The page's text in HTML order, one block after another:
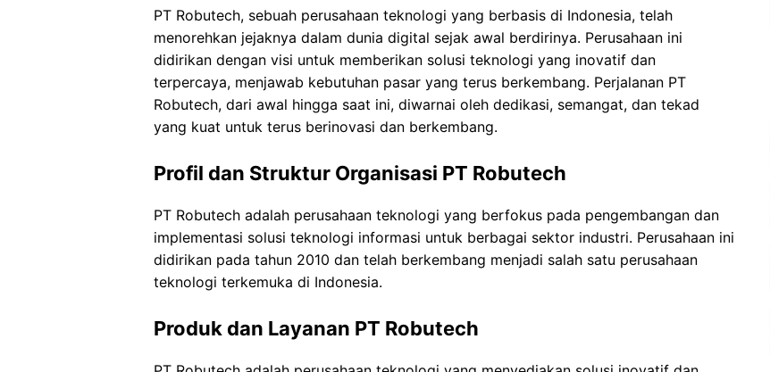
PT Robutech, sebuah perusahaan teknologi yang berbasis di Indonesia, telah
menorehkan jejaknya dalam dunia digital sejak awal berdirinya. Perusahaan ini
didirikan dengan visi untuk memberikan solusi teknologi yang inovatif dan
terpercaya, menjawab kebutuhan pasar yang terus berkembang. Perjalanan PT
Robutech, dari awal hingga saat ini, diwarnai oleh dedikasi, semangat, dan tekad
yang kuat untuk terus berinovasi dan berkembang.
Profil dan Struktur Organisasi PT Robutech
PT Robutech adalah perusahaan teknologi yang berfokus pada pengembangan dan
implementasi solusi teknologi informasi untuk berbagai sektor industri. Perusahaan ini
didirikan pada tahun 2010 dan telah berkembang menjadi salah satu perusahaan
teknologi terkemuka di Indonesia.
Produk dan Layanan PT Robutech